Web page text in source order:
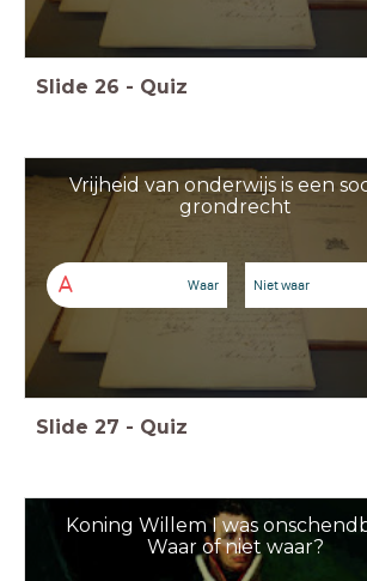
Slide 26 - Quiz
Vrijheid van onderwijs is een
grondrecht
A Waar Niet waar
Slide 27 - Quiz
Koning Willem I was
Waar of niet waar?